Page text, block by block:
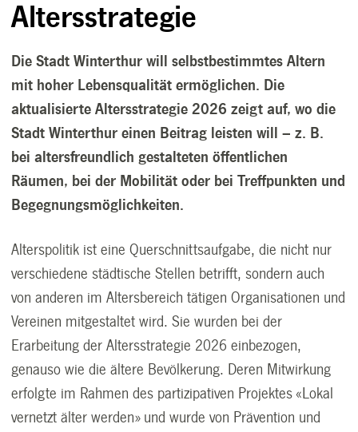
Altersstrategie
Die Stadt Winterthur will selbstbestimmtes Altern
mit hoher Lebensqualität ermöglichen. Die
aktualisierte Altersstrategie 2026 zeigt auf, wo die
Stadt Winterthur einen Beitrag leisten will – z. B.
bei altersfreundlich gestalteten öffentlichen
Räumen, bei der Mobilität oder bei Treffpunkten und
Begegnungsmöglichkeiten.
Alterspolitik ist eine Querschnittsaufgabe, die nicht nur
verschiedene städtische Stellen betrifft, sondern auch
von anderen im Altersbereich tätigen Organisationen und
Vereinen mitgestaltet wird. Sie wurden bei der
Erarbeitung der Altersstrategie 2026 einbezogen,
genauso wie die ältere Bevölkerung. Deren Mitwirkung
erfolgte im Rahmen des partizipativen Projektes «Lokal
vernetzt älter werden» und wurde von Prävention und